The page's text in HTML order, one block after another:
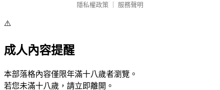
隱私權政策
服務聲明
⚠️
成人內容提醒
本部落格內容僅限年滿十八歲者瀏覽。
若您未滿十八歲，請立即離開。